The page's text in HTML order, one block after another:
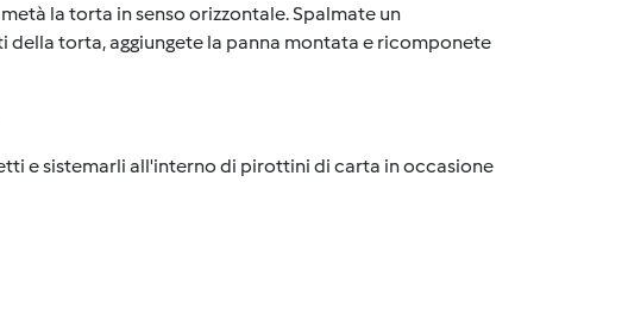
la torta in senso orizzontale. Spalmate un
torta, aggiungete la panna montata e ricomponete
e sistemarli all'interno di pirottini di carta in occasione